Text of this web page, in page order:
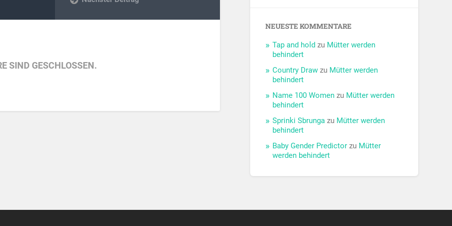
SIND GESCHLOSSEN.
NEUESTE KOMMENTARE
Tap and hold zu Mütter werden
behindert
Country Draw zu Mütter werden
behindert
Name 100 Women zu Mütter werden
behindert
Sprinki Sbrunga zu Mütter werden
behindert
Baby Gender Predictor zu Mütter
werden behindert